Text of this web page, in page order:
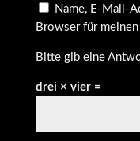
Name, E-Mail-
Browser für
Bitte gib eine
drei × vier =